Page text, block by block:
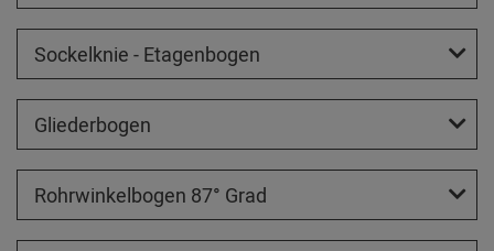
Sockelknie - Etagenbogen
Gliederbogen
Rohrwinkelbogen 87° Grad